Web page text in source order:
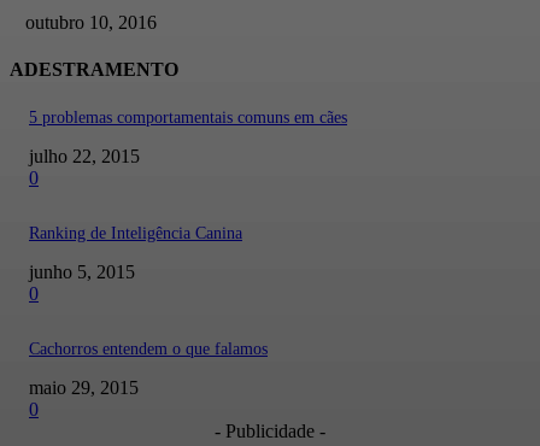
outubro 10, 2016
ADESTRAMENTO
5 problemas comportamentais comuns em cães
julho 22, 2015
0
Ranking de Inteligência Canina
junho 5, 2015
0
Cachorros entendem o que falamos
maio 29, 2015
0
- Publicidade -